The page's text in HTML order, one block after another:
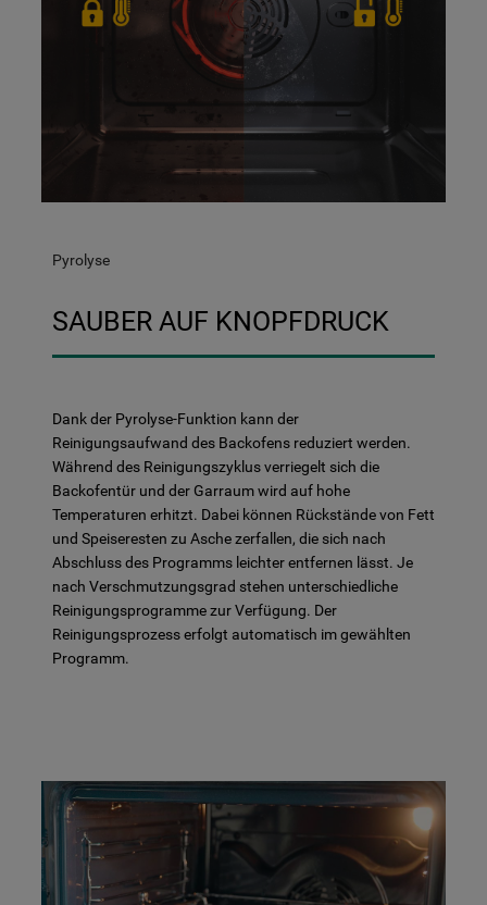
Pyrolyse
SAUBER AUF KNOPFDRUCK
Dank der Pyrolyse-Funktion kann der
Reinigungsaufwand des Backofens reduziert werden.
Während des Reinigungszyklus verriegelt sich die
Backofentür und der Garraum wird auf hohe
Temperaturen erhitzt. Dabei können Rückstände von Fett
und Speiseresten zu Asche zerfallen, die sich nach
Abschluss des Programms leichter entfernen lässt. Je
nach Verschmutzungsgrad stehen unterschiedliche
Reinigungsprogramme zur Verfügung. Der
Reinigungsprozess erfolgt automatisch im gewählten
Programm.